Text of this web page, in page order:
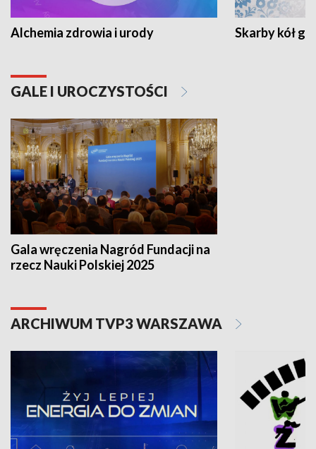
Alchemia zdrowia i urody Skarby kół
GALE I UROCZYSTOŚCI
Gala wręczenia Nagród Fundacji na
rzecz Nauki Polskiej 2025
ARCHIWUM TVP3 WARSZAWA